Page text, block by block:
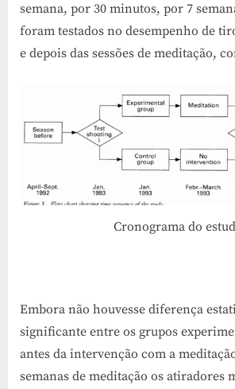
semana, por 30 minutos, por 7
foram testados no desempenho de
e depois das sessões de meditação,
Cronograma do
Embora não houvesse diferença
significante entre os grupos
antes da intervenção com a
semanas de meditação os atiradores